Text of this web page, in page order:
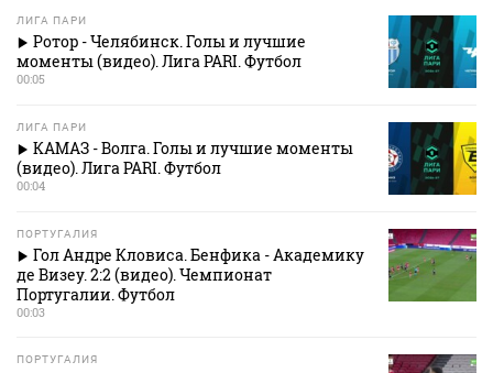
ЛИГА ПАРИ
Ротор - Челябинск. Голы и лучшие
моменты (видео). Лига PARI. Футбол
00:05
ЛИГА ПАРИ
КАМАЗ - Волга. Голы и лучшие моменты
(видео). Лига PARI. Футбол
00:04
ПОРТУГАЛИЯ
Гол Андре Кловиса. Бенфика - Академику
де Визеу. 2:2 (видео). Чемпионат
Португалии. Футбол
00:03
ПОРТУГАЛИЯ